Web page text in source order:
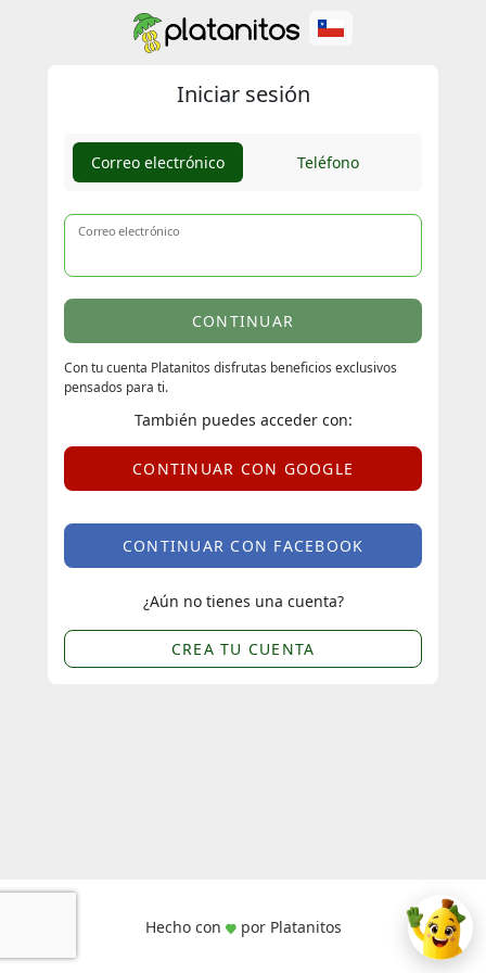
Iniciar sesión
Correo electrónico Teléfono
Correo electrónico
CONTINUAR
Con tu cuenta Platanitos disfrutas beneficios exclusivos
pensados para ti.
También puedes acceder con:
CONTINUAR CON GOOGLE
CONTINUAR CON FACEBOOK
¿Aún no tienes una cuenta?
CREA TU CUENTA
Hecho con por Platanitos